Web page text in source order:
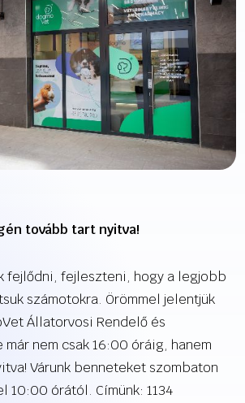
tovább tart nyitva!
fejlődni, fejleszteni, hogy a legjobb
számotokra. Örömmel jelentjük
Állatorvosi Rendelő és
nem csak 16:00 óráig, hanem
Várunk benneteket szombaton
10:00 órától. Címünk: 1134